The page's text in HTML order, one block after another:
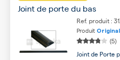
Joint de porte du bas
Ref. produit :
Produit Original
(5)
Joint de Porte